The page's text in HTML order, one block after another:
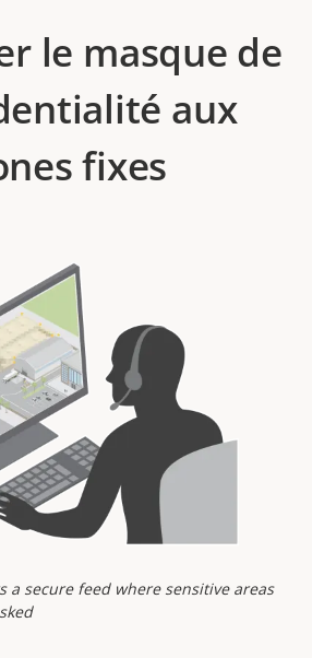
le masque de
aux
fixes
a secure feed where sensitive areas